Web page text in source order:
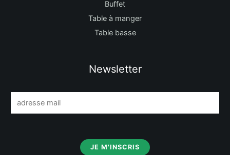
Buffet
Table à manger
Table basse
Newsletter
m
JE M'INSCRIS